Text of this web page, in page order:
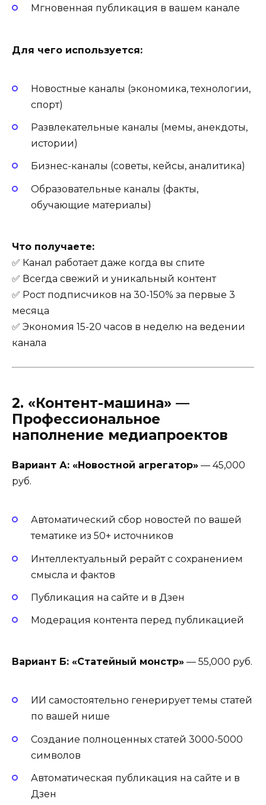
Мгновенная публикация в вашем канале
Для чего используется:
Новостные каналы (экономика, технологии,
спорт)
Развлекательные каналы (мемы, анекдоты,
истории)
Бизнес-каналы (советы, кейсы, аналитика)
Образовательные каналы (факты,
обучающие материалы)
Что получаете:
✅ Канал работает даже когда вы спите
✅ Всегда свежий и уникальный контент
✅ Рост подписчиков на 30-150% за первые 3
месяца
✅ Экономия 15-20 часов в неделю на ведении
канала
2. «Контент-машина» —
Профессиональное
наполнение медиапроектов
Вариант А: «Новостной агрегатор» — 45,000
руб.
Автоматический сбор новостей по вашей
тематике из 50+ источников
Интеллектуальный рерайт с сохранением
смысла и фактов
Публикация на сайте и в Дзен
Модерация контента перед публикацией
Вариант Б: «Статейный монстр» — 55,000 руб.
ИИ самостоятельно генерирует темы статей
по вашей нише
Создание полноценных статей 3000-5000
символов
Автоматическая публикация на сайте и в
Дзен